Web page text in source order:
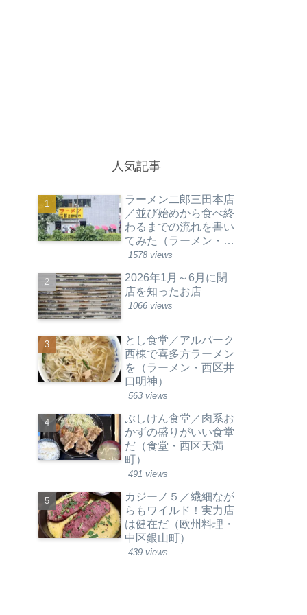
人気記事
ラーメン二郎三田本店
／並び始めから食べ終
わるまでの流れを書い
てみた（ラーメン・東
京都港区）
1578 views
2026年1月～6月に閉
店を知ったお店
1066 views
とし食堂／アルパーク
西棟で喜多方ラーメン
を（ラーメン・西区井
口明神）
563 views
ぶしけん食堂／肉系お
かずの盛りがいい食堂
だ（食堂・西区天満
町）
491 views
カジーノ５／繊細なが
らもワイルド！実力店
は健在だ（欧州料理・
中区銀山町）
439 views